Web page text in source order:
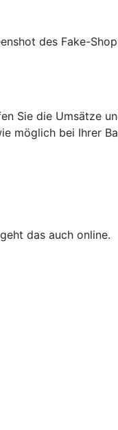
des Fake-
Sie die Umsätze
möglich bei Ihrer
das auch online.